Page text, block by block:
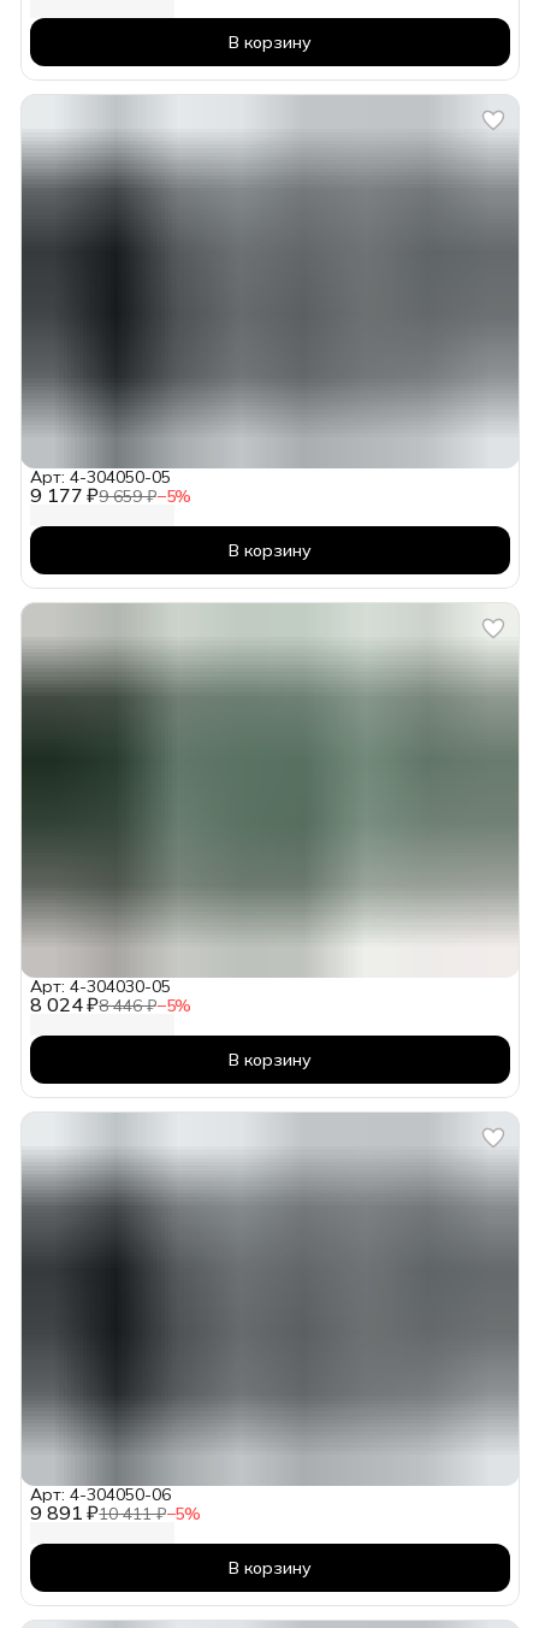
В корзину
9 177 ₽9 659 ₽−5%
Арт: 4-304050-05
В корзину
8 024 ₽8 446 ₽−5%
Арт: 4-304030-05
В корзину
9 891 ₽10 411 ₽−5%
Арт: 4-304050-06
В корзину